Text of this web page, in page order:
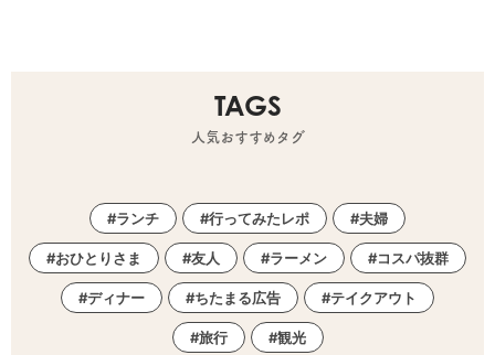
TAGS
人気おすすめタグ
ランチ 行ってみたレポ 夫婦
おひとりさま 友人 ラーメン コスパ抜群
ディナー ちたまる広告 テイクアウト
旅行 観光